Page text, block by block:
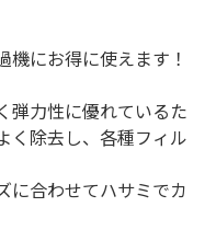
にお得に使えます！
弾力性に優れているた
く除去し、各種フィル
に合わせてハサミでカ